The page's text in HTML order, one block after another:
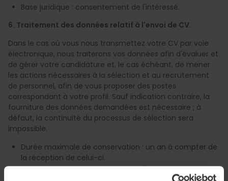
Base juridique : consentement de l'intéressé.
6. Traitement des données relatif à l'envoi de CV.
Dans le cas où vous nous transmettez votre CV par voie
électronique, nous traiterons vos données afin d'évaluer et
de gérer votre candidature et, le cas échéant, de mener
les actions nécessaires à la sélection et au recrutement
de personnel, afin de vous proposer des postes
correspondant à votre profil. Sauf indication contraire, la
fourniture des données demandées est nécessaire ; à
défaut, la continuité du processus de sélection sera
impossible.
Durée maximale de conservation : un an à compter de
la réception de celui-ci.
Base juridique : consentement de l'intéressé.